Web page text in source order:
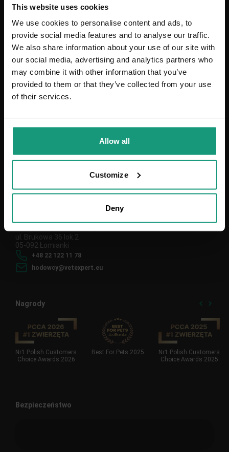
This website uses cookies
We use cookies to personalise content and ads, to
provide social media features and to analyse our traffic.
We also share information about your use of our site with
our social media, advertising and analytics partners who
may combine it with other information that you’ve
provided to them or that they’ve collected from your use
of their services.
Allow all
Customize
Deny
Zwroty
Regulaminy
Polityka prywatności
Regulamin klubu hodowców
Regulamin programu lojalnościowego
O nas
Mr. Bandit
SKLEP ONLINE Vet Planet
ul. Brukowa 36 lok.2
05-092 Łomianki
+48 22 122 11 78
hodowcy@vetexpert.eu
Nagrody
Nr1 Polish Customers
Choice Awards 2026
Best For Pets 2025
Nr1 Polish Customers
Choice Awards 2025
Bezpieczeństwo